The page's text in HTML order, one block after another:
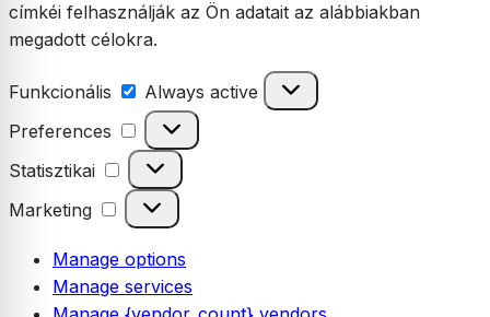
címkéi felhasználják az Ön adatait az alábbiakban
megadott célokra.
Funkcionális Funkcionális
Always active
Preferences
Preferences
Statisztikai Statisztikai
Marketing Marketing
Manage options
Manage services